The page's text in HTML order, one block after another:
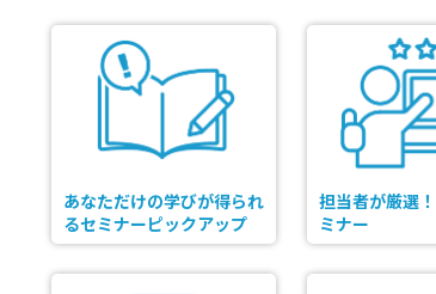
あなただけの学びが得られ
るセミナーピックアップ
担当者が厳選
ミナー